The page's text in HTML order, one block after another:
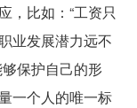
，比如：“工资只
业发展潜力远不
保护自己的形
一个人的唯一标